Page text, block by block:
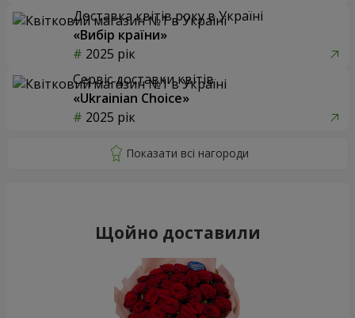
Доставка квітів року в Україні
«Вибір країни»
2025 рік
Сервіс доставки квітів
«Ukrainian Choice»
2025 рік
Щойно доставили